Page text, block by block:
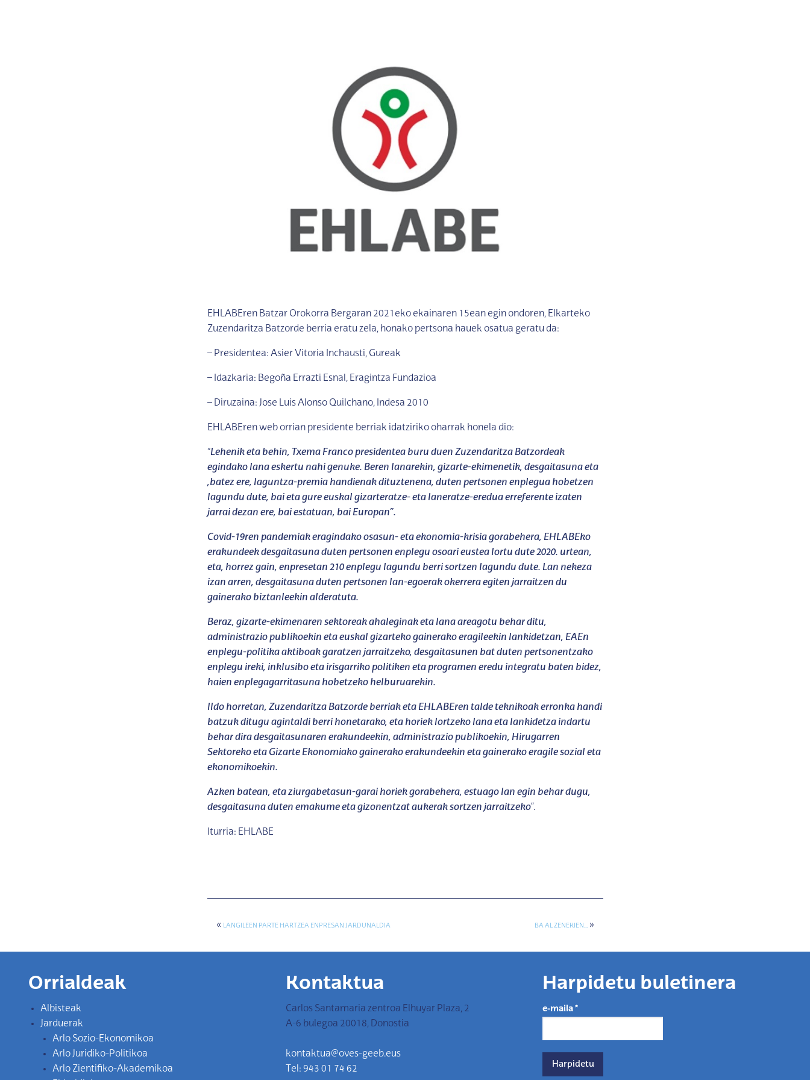
EHLABEren Batzar Orokorra Bergaran 2021eko ekainaren 15ean egin ondoren, Elkarteko
Zuzendaritza Batzorde berria eratu zela, honako pertsona hauek osatua geratu da:
– Presidentea: Asier Vitoria Inchausti, Gureak
– Idazkaria: Begoña Errazti Esnal, Eragintza Fundazioa
– Diruzaina: Jose Luis Alonso Quilchano, Indesa 2010
EHLABEren web orrian presidente berriak idatziriko oharrak honela dio:
“Lehenik eta behin, Txema Franco presidentea buru duen Zuzendaritza Batzordeak
egindako lana eskertu nahi genuke. Beren lanarekin, gizarte-ekimenetik, desgaitasuna eta
,batez ere, laguntza-premia handienak dituztenena, duten pertsonen enplegua hobetzen
lagundu dute, bai eta gure euskal gizarteratze- eta laneratze-eredua erreferente izaten
jarrai dezan ere, bai estatuan, bai Europan”.
Covid-19ren pandemiak eragindako osasun- eta ekonomia-krisia gorabehera, EHLABEko
erakundeek desgaitasuna duten pertsonen enplegu osoari eustea lortu dute 2020. urtean,
eta, horrez gain, enpresetan 210 enplegu lagundu berri sortzen lagundu dute. Lan nekeza
izan arren, desgaitasuna duten pertsonen lan-egoerak okerrera egiten jarraitzen du
gainerako biztanleekin alderatuta.
Beraz, gizarte-ekimenaren sektoreak ahaleginak eta lana areagotu behar ditu,
administrazio publikoekin eta euskal gizarteko gainerako eragileekin lankidetzan, EAEn
enplegu-politika aktiboak garatzen jarraitzeko, desgaitasunen bat duten pertsonentzako
enplegu ireki, inklusibo eta irisgarriko politiken eta programen eredu integratu baten bidez,
haien enplegagarritasuna hobetzeko helburuarekin.
Ildo horretan, Zuzendaritza Batzorde berriak eta EHLABEren talde teknikoak erronka handi
batzuk ditugu agintaldi berri honetarako, eta horiek lortzeko lana eta lankidetza indartu
behar dira desgaitasunaren erakundeekin, administrazio publikoekin, Hirugarren
Sektoreko eta Gizarte Ekonomiako gainerako erakundeekin eta gainerako eragile sozial eta
ekonomikoekin.
Azken batean, eta ziurgabetasun-garai horiek gorabehera, estuago lan egin behar dugu,
desgaitasuna duten emakume eta gizonentzat aukerak sortzen jarraitzeko”.
Iturria: EHLABE
« LANGILEEN PARTE HARTZEA ENPRESAN JARDUNALDIA BA AL ZENEKIEN…»
Orrialdeak
Albisteak
Jarduerak
Arlo Sozio-Ekonomikoa
Arlo Juridiko-Politikoa
Arlo Zientifiko-Akademikoa
Kontaktua
Carlos Santamaria zentroa Elhuyar Plaza, 2
A-6 bulegoa 20018, Donostia
kontaktua@oves-geeb.eus
Tel: 943 01 74 62
Harpidetu buletinera
e-maila*